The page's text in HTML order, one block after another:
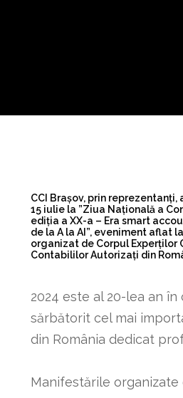
CCI Brașov, prin
15 iulie la ”Ziua Națională a
ediția a XX-a – Era smart
de la A la AI”, eveniment aflat
organizat de Corpul Experților
Contabililor Autorizați din
2024 este al 20-lea an în
sărbătorit cel mai
din România dedicat
Manifestările organizate